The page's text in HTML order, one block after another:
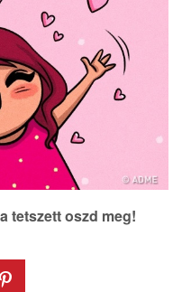
tetszett oszd meg!